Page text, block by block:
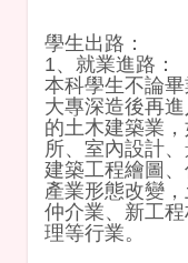
學生出路：
1、就業進路：
本科學生不論
大專深造後再
的土木建築業
所、室內設計
建築工程繪圖
產業形態改變
仲介業、新工
理等行業。